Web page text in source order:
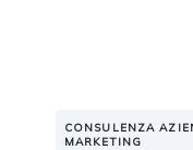
CONSULENZA
MARKETING